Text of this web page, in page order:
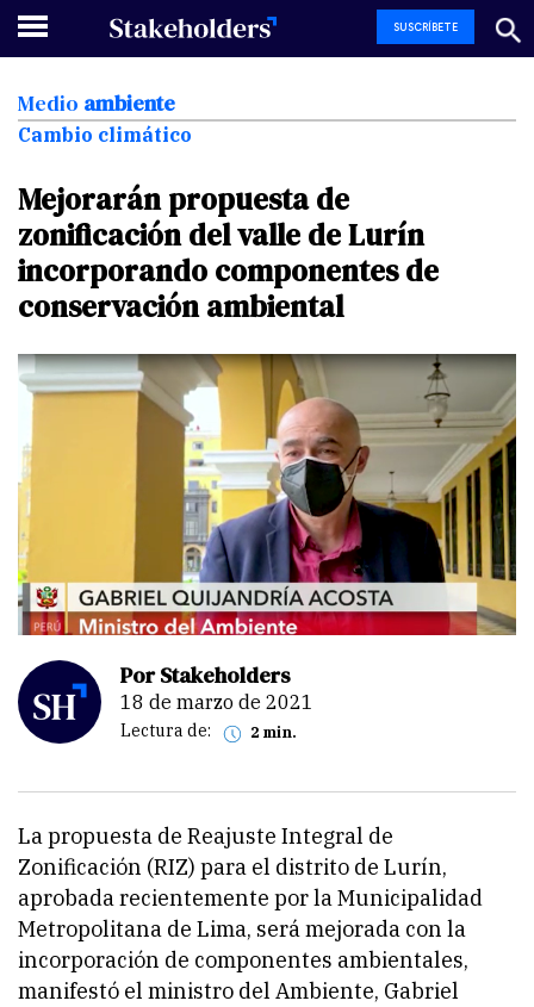
SUSCRÍBETE
Medio ambiente
Cambio climático
Mejorarán propuesta de
zonificación delvalle deLurín
incorporando componentes de
conservación ambiental
Por Stakeholders
18 de marzo de 2021
Lectura de: 2 min.
La propuesta de Reajuste Integral de
Zonificación (RIZ) para el distrito de Lurín,
aprobada recientemente por la Municipalidad
Metropolitana de Lima, será mejorada con la
incorporación de componentes ambientales,
manifestó el ministro del Ambiente, Gabriel